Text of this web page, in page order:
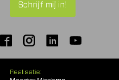
Schrijf mij in!
Realisatie: